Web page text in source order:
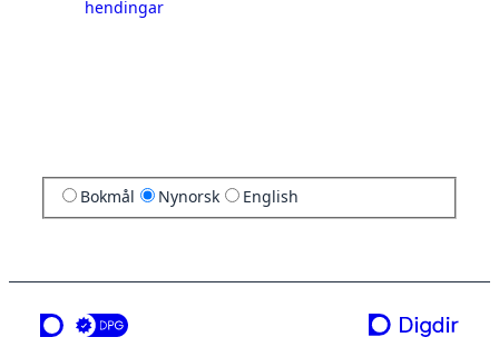
hendingar
Bokmål Nynorsk English